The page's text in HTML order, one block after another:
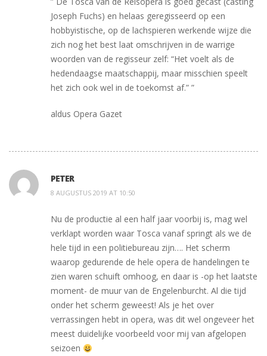
Joseph Fuchs) en helaas geregisseerd op een
hobbyistische, op de lachspieren werkende wijze die
zich nog het best laat omschrijven in de warrige
woorden van de regisseur zelf: “Het voelt als de
hedendaagse maatschappij, maar misschien speelt
het zich ook wel in de toekomst af.” ”
aldus Opera Gazet
PETER
8 AUGUSTUS 2019 AT 10:50
Nu de productie al een half jaar voorbij is, mag wel
verklapt worden waar Tosca vanaf springt als we de
hele tijd in een politiebureau zijn…. Het scherm
waarop gedurende de hele opera de handelingen te
zien waren schuift omhoog, en daar is -op het laatste
moment- de muur van de Engelenburcht. Al die tijd
onder het scherm geweest! Als je het over
verrassingen hebt in opera, was dit wel ongeveer het
meest duidelijke voorbeeld voor mij van afgelopen
seizoen